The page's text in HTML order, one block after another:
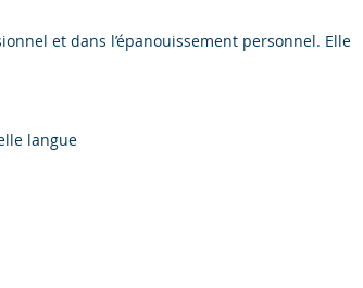
et dans l’épanouissement personnel. Elle
langue